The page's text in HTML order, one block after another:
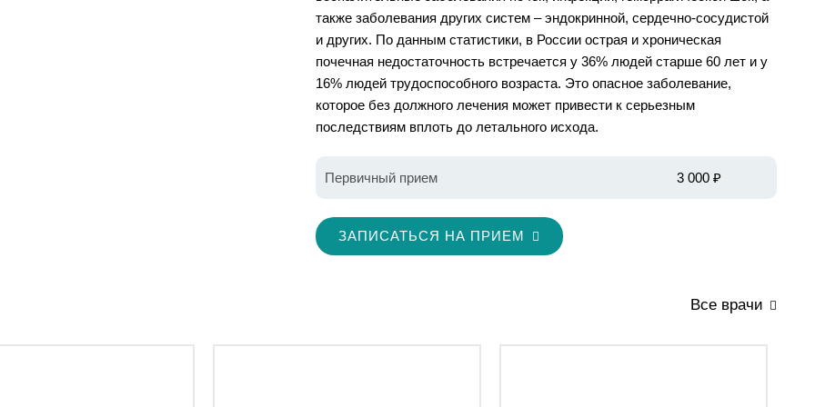
также заболевания других систем – эндокринной, сердечно-сосудистой
и других. По данным статистики, в России острая и хроническая
почечная недостаточность встречается у 36% людей старше 60 лет и у
16% людей трудоспособного возраста. Это опасное заболевание,
которое без должного лечения может привести к серьезным
последствиям вплоть до летального исхода.
Первичный прием 3 000 ₽
ЗАПИСАТЬСЯ НА ПРИЕМ
Все врачи